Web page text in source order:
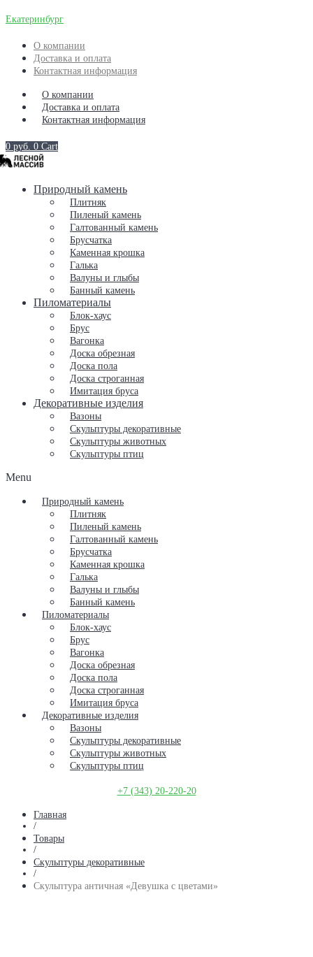
Екатеринбург
О компании
Доставка и оплата
Контактная информация
О компании
Доставка и оплата
Контактная информация
0 руб. 0 Cart
Природный камень
Плитняк
Пиленый камень
Галтованный камень
Брусчатка
Каменная крошка
Галька
Валуны и глыбы
Банный камень
Пиломатериалы
Блок-хаус
Брус
Вагонка
Доска обрезная
Доска пола
Доска строганная
Имитация бруса
Декоративные изделия
Вазоны
Скульптуры декоративные
Скульптуры животных
Скульптуры птиц
Menu
Природный камень
Плитняк
Пиленый камень
Галтованный камень
Брусчатка
Каменная крошка
Галька
Валуны и глыбы
Банный камень
Пиломатериалы
Блок-хаус
Брус
Вагонка
Доска обрезная
Доска пола
Доска строганная
Имитация бруса
Декоративные изделия
Вазоны
Скульптуры декоративные
Скульптуры животных
Скульптуры птиц
+7 (343) 20-220-20
Главная
/
Товары
/
Скульптуры декоративные
/
Скульптура античная «Девушка с цветами»